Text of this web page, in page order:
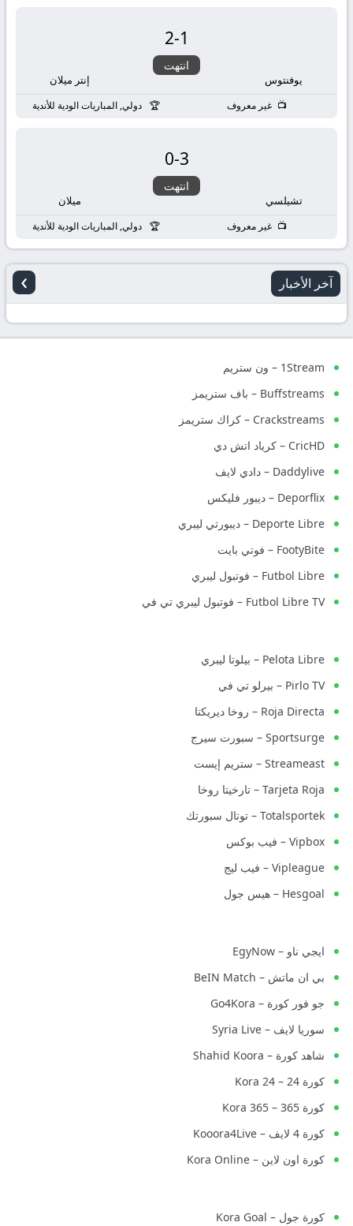
يوفنتوس
1
-
2
انتهت
إنتر ميلان
غير معروف دولي, المباريات الودية للأندية
تشيلسي
3
-
0
انتهت
ميلان
غير معروف دولي, المباريات الودية للأندية
آخر الأخبار ›
1Stream – ون ستريم
Buffstreams – باف ستريمز
Crackstreams – كراك ستريمز
CricHD – كرياد اتش دي
Daddylive – دادي لايف
Deporflix – ديبور فليكس
Deporte Libre – ديبورتي ليبري
FootyBite – فوتي بايت
Futbol Libre – فوتبول ليبري
Futbol Libre TV – فوتبول ليبري تي في
Pelota Libre – بيلوتا ليبري
Pirlo TV – بيرلو تي في
Roja Directa – روخا ديريكتا
Sportsurge – سبورت سيرج
Streameast – ستريم إيست
Tarjeta Roja – تارخيتا روخا
Totalsportek – توتال سبورتك
Vipbox – فيب بوكس
Vipleague – فيب ليج
Hesgoal – هيس جول
ايجي ناو – EgyNow
بي ان ماتش – BeIN Match
جو فور كورة – Go4Kora
سوريا لايف – Syria Live
شاهد كورة – Shahid Koora
كورة 24 – Kora 24
كورة 365 – Kora 365
كورة 4 لايف – Kooora4Live
كورة اون لاين – Kora Online
كورة جول – Kora Goal